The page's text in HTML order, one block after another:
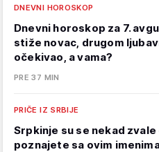
DNEVNI HOROSKOP
Dnevni horoskop za 7.
stiže novac, drugom
očekivao, a vama?
PRE 37 MIN
PRIČE IZ SRBIJE
Srpkinje su se nekad
poznajete sa ovim